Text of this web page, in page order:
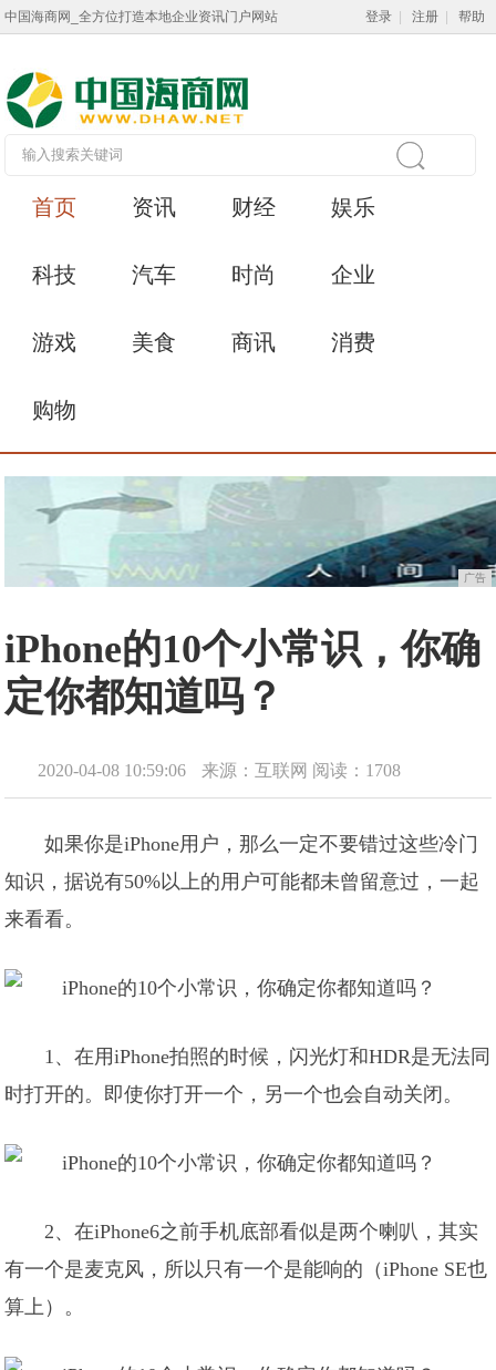
中国海商网_全方位打造本地企业资讯门户网站 登录 注册 帮助
首页 资讯 财经 娱乐
科技 汽车 时尚 企业
游戏 美食 商讯 消费
购物
广告
iPhone的10个小常识，你确
定你都知道吗？
2020-04-08 10:59:06 来源：互联网 阅读：1708
如果你是iPhone用户，那么一定不要错过这些冷门
知识，据说有50%以上的用户可能都未曾留意过，一起
来看看。
1、在用iPhone拍照的时候，闪光灯和HDR是无法同
时打开的。即使你打开一个，另一个也会自动关闭。
2、在iPhone6之前手机底部看似是两个喇叭，其实
有一个是麦克风，所以只有一个是能响的（iPhone SE也
算上）。